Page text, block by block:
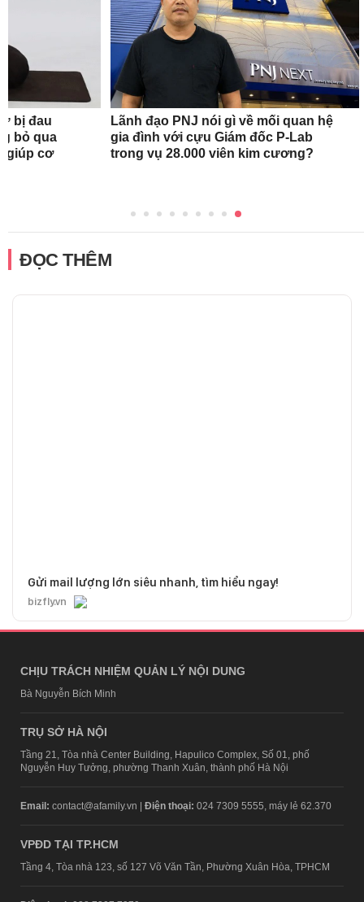
bị đau
bỏ qua
giúp cơ
Lãnh đạo PNJ nói gì về mối quan hệ
gia đình với cựu Giám đốc P-Lab
trong vụ 28.000 viên kim cương?
ĐỌC THÊM
Gửi mail lượng lớn siêu nhanh, tìm hiểu ngay!
bizfly.vn
CHỊU TRÁCH NHIỆM QUẢN LÝ NỘI DUNG
Bà Nguyễn Bích Minh
TRỤ SỞ HÀ NỘI
Tầng 21, Tòa nhà Center Building, Hapulico Complex, Số 01, phố
Nguyễn Huy Tưởng, phường Thanh Xuân, thành phố Hà Nội
Email: contact@afamily.vn | Điện thoại: 024 7309 5555, máy lẻ 62.370
VPĐD TẠI TP.HCM
Tầng 4, Tòa nhà 123, số 127 Võ Văn Tần, Phường Xuân Hòa, TPHCM